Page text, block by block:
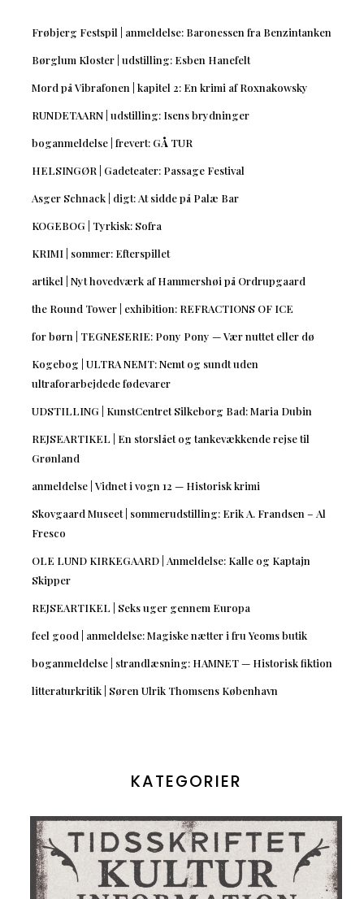
Frøbjerg Festspil | anmeldelse: Baronessen fra Benzintanken
Børglum Kloster | udstilling: Esben Hanefelt
Mord på Vibrafonen | kapitel 2: En krimi af Roxnakowsky
RUNDETAARN | udstilling: Isens brydninger
boganmeldelse | frevert: GÅ TUR
HELSINGØR | Gadeteater: Passage Festival
Asger Schnack | digt: At sidde på Palæ Bar
KOGEBOG | Tyrkisk: Sofra
KRIMI | sommer: Efterspillet
artikel | Nyt hovedværk af Hammershøi på Ordrupgaard
the Round Tower | exhibition: REFRACTIONS OF ICE
for børn | TEGNESERIE: Pony Pony — Vær nuttet eller dø
Kogebog | ULTRA NEMT: Nemt og sundt uden
ultraforarbejdede fødevarer
UDSTILLING | KunstCentret Silkeborg Bad: Maria Dubin
REJSEARTIKEL | En storslået og tankevækkende rejse til
Grønland
anmeldelse | Vidnet i vogn 12 — Historisk krimi
Skovgaard Museet | sommerudstilling: Erik A. Frandsen – Al
Fresco
OLE LUND KIRKEGAARD | Anmeldelse: Kalle og Kaptajn
Skipper
REJSEARTIKEL | Seks uger gennem Europa
feel good | anmeldelse: Magiske nætter i fru Yeoms butik
boganmeldelse | strandlæsning: HAMNET — Historisk fiktion
litteraturkritik | Søren Ulrik Thomsens København
KATEGORIER